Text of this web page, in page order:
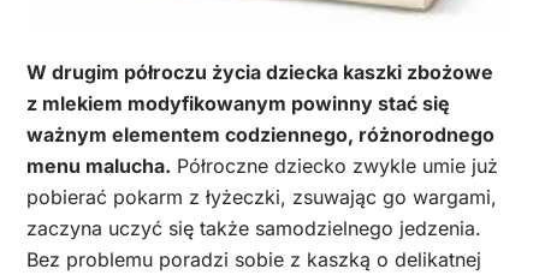
W drugim półroczu życia dziecka kaszki zbożowe
z mlekiem modyfikowanym powinny stać się
ważnym elementem codziennego, różnorodnego
menu malucha. Półroczne dziecko zwykle umie już
pobierać pokarm z łyżeczki, zsuwając go wargami,
zaczyna uczyć się także samodzielnego jedzenia.
Bez problemu poradzi sobie z kaszką o delikatnej